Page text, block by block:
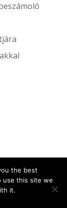
the best
use this site we
it.